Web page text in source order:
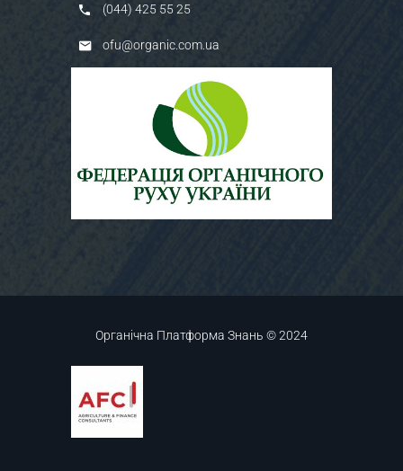
(044) 425 55 25
ofu@organic.com.ua
Органічна Платформа Знань © 2024